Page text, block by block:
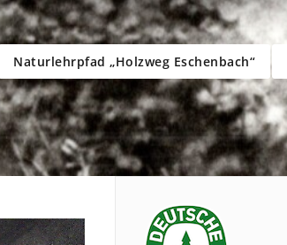
Naturlehrpfad „Holzweg Eschenbach“